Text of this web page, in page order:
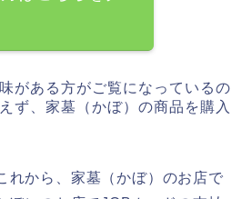
がある方がご覧になっているの
ず、家墓（かぼ）の商品を購入
れから、家墓（かぼ）のお店で